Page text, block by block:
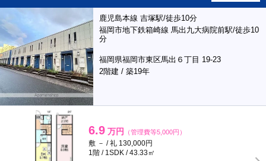
鹿児島本線 吉塚駅/徒歩10分
福岡市地下鉄箱崎線 馬出九大病院前駅/徒歩10
分
福岡県福岡市東区馬出６丁目 19-23
2階建 / 築19年
6.9 万円 （管理費等5,000円）
敷 － / 礼 130,000円
1階 / 1SDK / 43.33㎡